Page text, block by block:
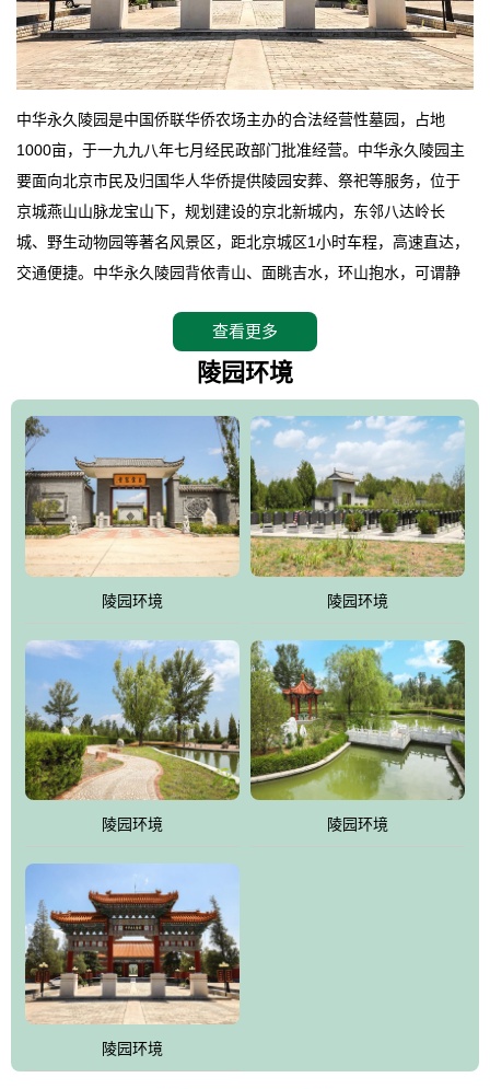
中华永久陵园是中国侨联华侨农场主办的合法经营性墓园，占地
1000亩，于一九九八年七月经民政部门批准经营。中华永久陵园主
要面向北京市民及归国华人华侨提供陵园安葬、祭祀等服务，位于
京城燕山山脉龙宝山下，规划建设的京北新城内，东邻八达岭长
城、野生动物园等著名风景区，距北京城区1小时车程，高速直达，
交通便捷。中华永久陵园背依青山、面眺吉水，环山抱水，可谓静
地。在总体设计上完全以中国传统文化作为前渠，由三条山脊环绕
而成，宛如一把太师椅，呈坐南朝北向，左青龙，右白虎，前朱
环绕挡住了外界的风吹，流动的生气遇到官厅的水又止住了，正好
符合山环水抱，藏风纳气的要求。中华永久陵园风景庄重典雅、气
势如宏，是华北地区最大的平川式墓园，陵园以皇家建筑风格为载
体吸取现代园林艺术之精华
查看更多
陵园环境
陵园环境 陵园环境
陵园环境 陵园环境
陵园环境